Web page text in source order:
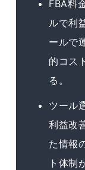
FBA料
ルで利
ールで
的コス
る。
ツール
利益改
た情報
ト体制